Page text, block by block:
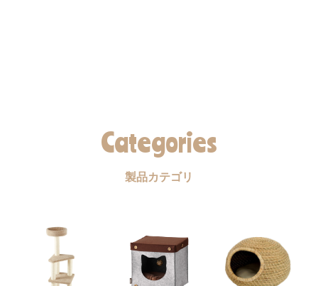
Categories
製品カテゴリ